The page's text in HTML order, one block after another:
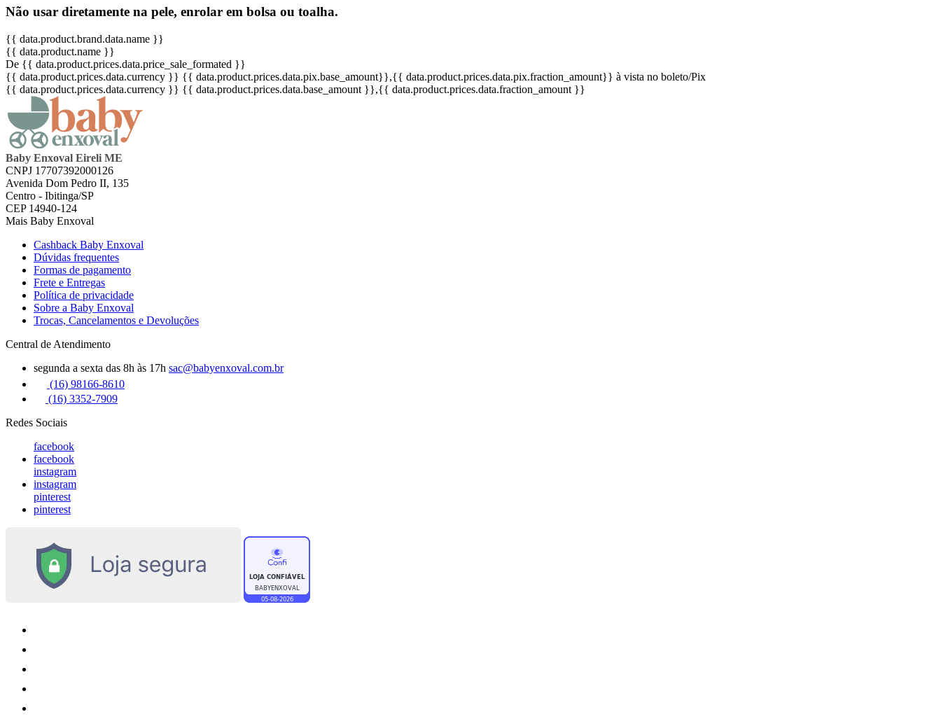
Não usar diretamente na pele, enrolar em bolsa ou toalha.
{{ data.product.brand.data.name }}
{{ data.product.name }}
De {{ data.product.prices.data.price_sale_formated }}
{{ data.product.prices.data.currency }} {{ data.product.prices.data.pix.base_amount}},{{ data.product.prices.data.pix.fraction_amount}} à vista no boleto/Pix
{{ data.product.prices.data.currency }} {{ data.product.prices.data.base_amount }},{{ data.product.prices.data.fraction_amount }}
Baby Enxoval Eireli ME
CNPJ 17707392000126
Avenida Dom Pedro II, 135
Centro - Ibitinga/SP
CEP 14940-124
Mais Baby Enxoval
Cashback Baby Enxoval
Dúvidas frequentes
Formas de pagamento
Frete e Entregas
Política de privacidade
Sobre a Baby Enxoval
Trocas, Cancelamentos e Devoluções
Central de Atendimento
segunda a sexta das 8h às 17h sac@babyenxoval.com.br
(16) 98166-8610
(16) 3352-7909
Redes Sociais
facebook
facebook
instagram
instagram
pinterest
pinterest